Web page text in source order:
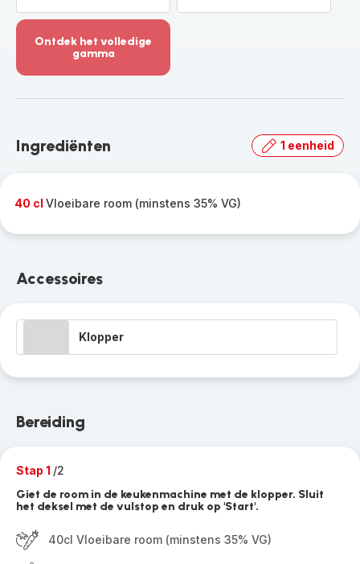
Ontdek het volledige
gamma
-
volledige
Ingrediënten 1 eenheid
40 cl Vloeibare room (minstens 35% VG)
Accessoires
Klopper
Bereiding
Stap 1 /2
Giet de room in de keukenmachine met de klopper. Sluit
het deksel met de vulstop en druk op 'Start'.
40cl Vloeibare room (minstens 35% VG)